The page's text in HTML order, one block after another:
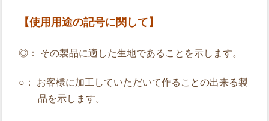
【使用用途の記号に関して】
◎： その製品に適した生地であることを示します。
○： お客様に加工していただいて作ることの出来る製
品を示します。